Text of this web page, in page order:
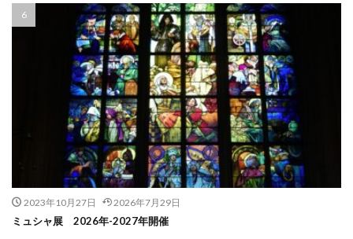
2023年10月27日 2026年7月29日
ミュシャ展 2026年-2027年開催